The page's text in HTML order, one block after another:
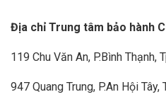
Địa chỉ Trung tâm bảo hành
119 Chu Văn An, P.Bình Thạnh,
947 Quang Trung, P.An Hội Tây,